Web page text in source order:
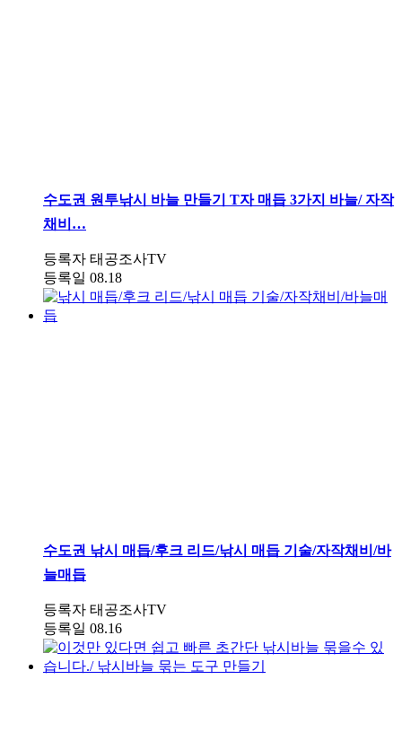
수도권 원투낚시 바늘 만들기 T자 매듭 3가지 바늘/ 자작
채비…
등록자 태공조사TV
등록일 08.18
수도권 낚시 매듭/후크 리드/낚시 매듭 기술/자작채비/바
늘매듭
등록자 태공조사TV
등록일 08.16